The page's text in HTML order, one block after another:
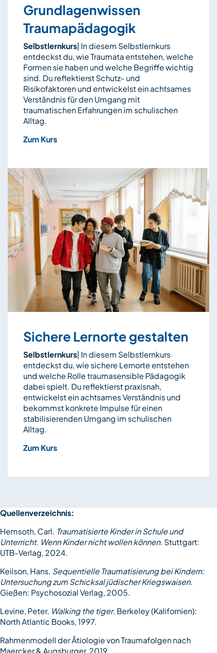
Grundlagenwissen
Traumapädagogik
Selbstlernkurs| In diesem Selbstlernkurs
entdeckst du, wie Traumata entstehen, welche
Formen sie haben und welche Begriffe wichtig
sind. Du reflektierst Schutz- und
Risikofaktoren und entwickelst ein achtsames
Verständnis für den Umgang mit
traumatischen Erfahrungen im schulischen
Alltag.
Zum Kurs
Sichere Lernorte gestalten
Selbstlernkurs| In diesem Selbstlernkurs
entdeckst du, wie sichere Lernorte entstehen
und welche Rolle traumasensible Pädagogik
dabei spielt. Du reflektierst praxisnah,
entwickelst ein achtsames Verständnis und
bekommst konkrete Impulse für einen
stabilisierenden Umgang im schulischen
Alltag.
Zum Kurs
Quellenverzeichnis:
Hemsoth, Carl. Traumatisierte Kinder in Schule und
Unterricht. Wenn Kinder nicht wollen können. Stuttgart:
UTB-Verlag, 2024.
Keilson, Hans. Sequentielle Traumatisierung bei Kindern:
Untersuchung zum Schicksal jüdischer Kriegswaisen.
Gießen: Psychosozial Verlag, 2005.
Levine, Peter. Walking the tiger. Berkeley (Kalifornien):
North Atlantic Books, 1997.
Rahmenmodell der Ätiologie von Traumafolgen nach
Maercker & Augsburger, 2019.